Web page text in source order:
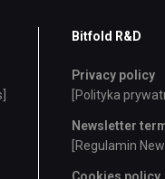
Bitfold R&D
Privacy policy
[Polityka
Newsletter
[Regulamin